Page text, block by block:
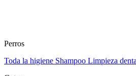
Perros
Toda la higiene Shampoo Limpieza